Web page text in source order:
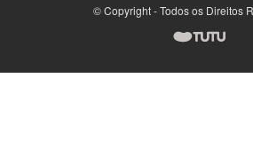
© Copyright - Todos os Direitos